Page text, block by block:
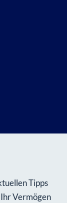
Tipps
Vermögen